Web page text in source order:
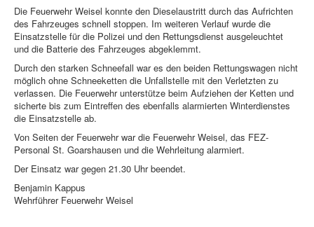
Die Feuerwehr Weisel konnte den Dieselaustritt durch das Aufrichten
des Fahrzeuges schnell stoppen. Im weiteren Verlauf wurde die
Einsatzstelle für die Polizei und den Rettungsdienst ausgeleuchtet
und die Batterie des Fahrzeuges abgeklemmt.
Durch den starken Schneefall war es den beiden Rettungswagen nicht
möglich ohne Schneeketten die Unfallstelle mit den Verletzten zu
verlassen. Die Feuerwehr unterstütze beim Aufziehen der Ketten und
sicherte bis zum Eintreffen des ebenfalls alarmierten Winterdienstes
die Einsatzstelle ab.
Von Seiten der Feuerwehr war die Feuerwehr Weisel, das FEZ-
Personal St. Goarshausen und die Wehrleitung alarmiert.
Der Einsatz war gegen 21.30 Uhr beendet.
Benjamin Kappus
Wehrführer Feuerwehr Weisel